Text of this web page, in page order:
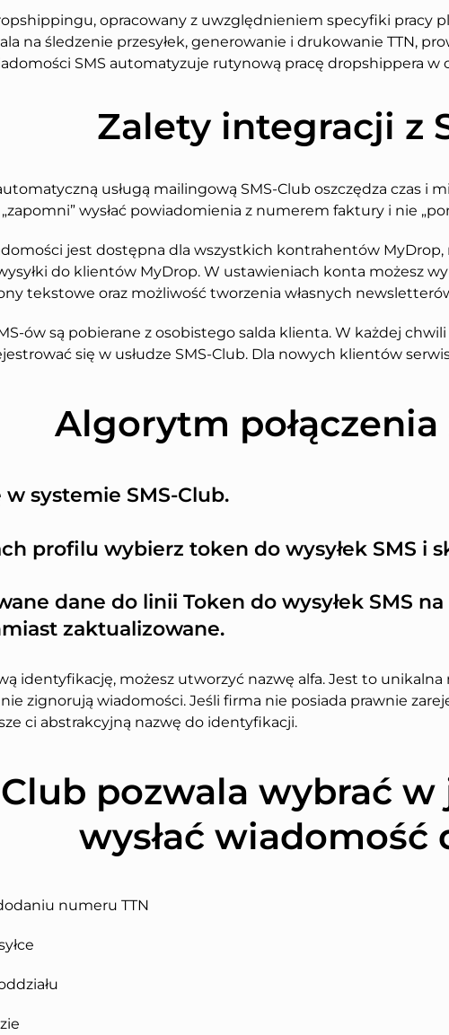
opracowany z uwzględnieniem specyfiki pracy
na śledzenie przesyłek, generowanie i drukowanie TTN,
SMS automatyzuje rutynową pracę dropshippera
Zalety integracji z
usługą mailingową SMS-Club oszczędza czas i
wysłać powiadomienia z numerem faktury i nie
jest dostępna dla wszystkich kontrahentów
do klientów MyDrop. W ustawieniach konta możesz
tekstowe oraz możliwość tworzenia własnych
ów są pobierane z osobistego salda klienta. W każdej
się w usłudze SMS-Club. Dla nowych klientów
Algorytm połączenia
w systemie SMS-Club.
profilu wybierz token do wysyłek SMS i
dane do linii Token do wysyłek SMS
zaktualizowane.
identyfikację, możesz utworzyć nazwę alfa. Jest to
zignorują wiadomości. Jeśli firma nie posiada prawnie
ci abstrakcyjną nazwę do identyfikacji.
Club pozwala wybrać
wysłać wiadomość
numeru TTN